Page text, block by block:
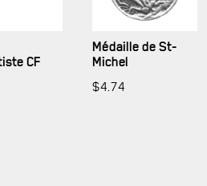
CF
Médaille de St-
Michel
$4.74